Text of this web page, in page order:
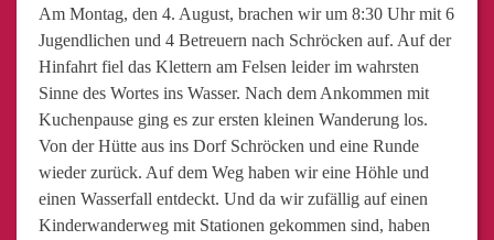
Am Montag, den 4. August, brachen wir um 8:30 Uhr mit 6
Jugendlichen und 4 Betreuern nach Schröcken auf. Auf der
Hinfahrt fiel das Klettern am Felsen leider im wahrsten
Sinne des Wortes ins Wasser. Nach dem Ankommen mit
Kuchenpause ging es zur ersten kleinen Wanderung los.
Von der Hütte aus ins Dorf Schröcken und eine Runde
wieder zurück. Auf dem Weg haben wir eine Höhle und
einen Wasserfall entdeckt. Und da wir zufällig auf einen
Kinderwanderweg mit Stationen gekommen sind, haben